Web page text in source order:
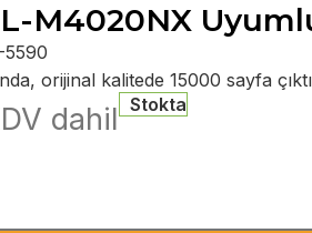
M4020NX
5590
orijinal kalitede 15000 sayfa
dahil Stokta